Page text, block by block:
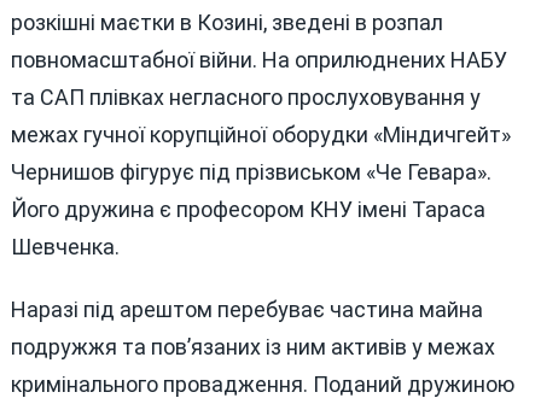
розкішні маєтки в Козині, зведені в розпал
повномасштабної війни. На оприлюднених НАБУ
та САП плівках негласного прослуховування у
межах гучної корупційної оборудки «Міндичгейт»
Чернишов фігурує під прізвиськом «Че Гевара».
Його дружина є професором КНУ імені Тараса
Шевченка.
Наразі під арештом перебуває частина майна
подружжя та пов’язаних із ним активів у межах
кримінального провадження. Поданий дружиною